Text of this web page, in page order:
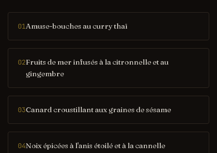
01Amuse-bouches au curry thaï
02Fruits de mer infusés à la citronnelle et au
gingembre
03Canard croustillant aux graines de sésame
04Noix épicées à l'anis étoilé et à la cannelle